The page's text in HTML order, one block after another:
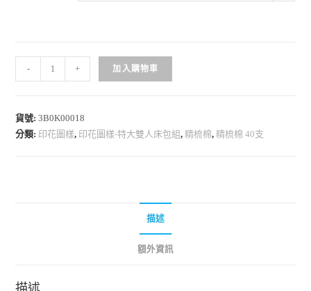
- + 加入購物車
貨號:3B0K00018
分類: 印花圖樣, 印花圖樣-特大雙人床包組,精梳棉,精梳棉 40支
描述
額外資訊